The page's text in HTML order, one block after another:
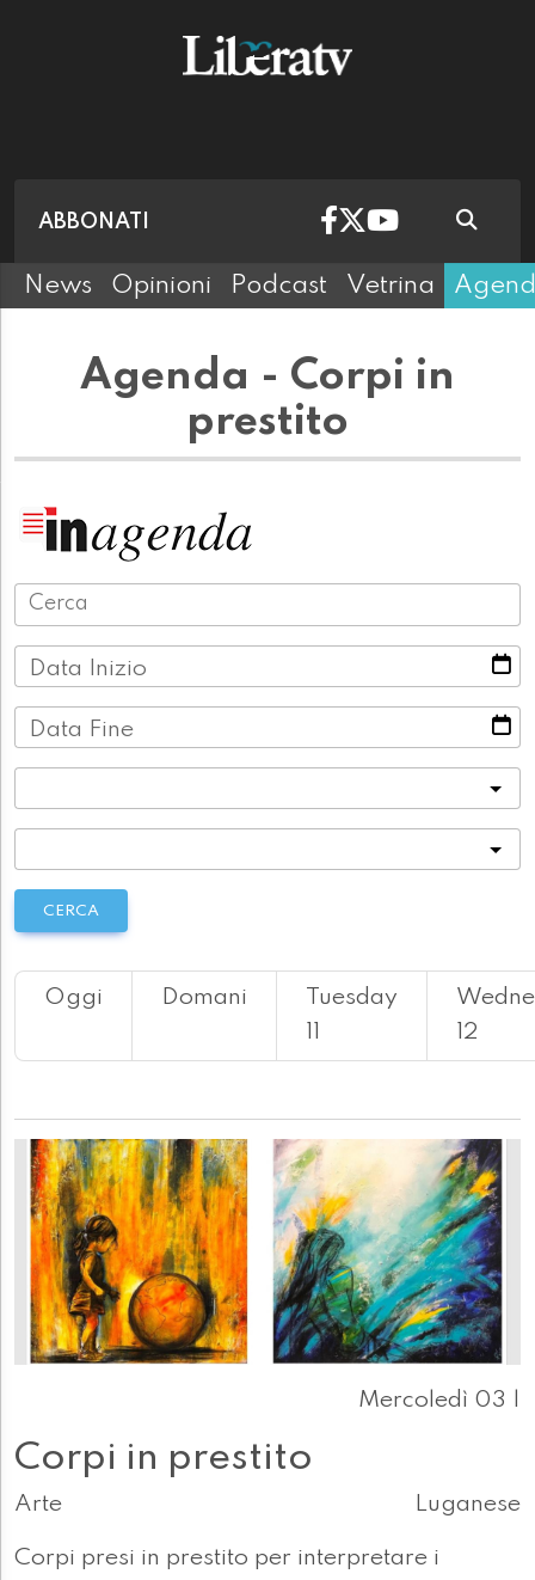
ABBONATI
News Opinioni Podcast Vetrina
Agenda - Corpi in
prestito
Data Inizio
Data Fine
CERCA
Oggi Domani
Tuesday
11
12
Mercoledì 03 |
Corpi in prestito
Arte Luganese
Corpi presi in prestito per interpretare i